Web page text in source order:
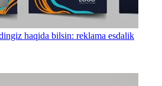
haqida bilsin: reklama esdalik